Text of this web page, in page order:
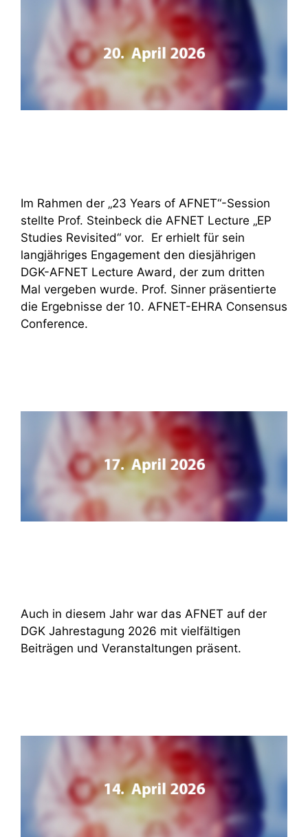
Im Rahmen der „23 Years of AFNET“-Session
stellte Prof. Steinbeck die AFNET Lecture „EP
Studies Revisited“ vor. Er erhielt für sein
langjähriges Engagement den diesjährigen
DGK-AFNET Lecture Award, der zum dritten
Mal vergeben wurde. Prof. Sinner präsentierte
die Ergebnisse der 10. AFNET-EHRA Consensus
Conference.
Auch in diesem Jahr war das AFNET auf der
DGK Jahrestagung 2026 mit vielfältigen
Beiträgen und Veranstaltungen präsent.